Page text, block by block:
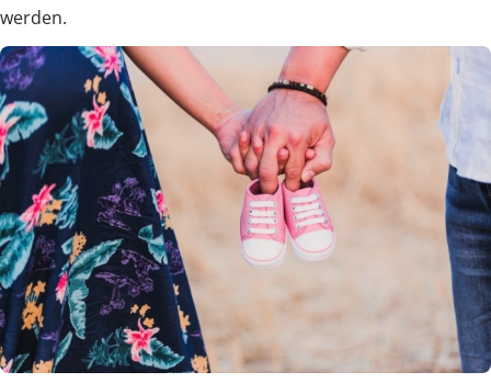
werden.